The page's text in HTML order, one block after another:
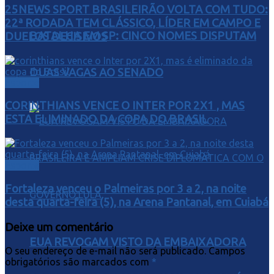
BATALHA EM SP: CINCO NOMES DISPUTAM
DUAS VAGAS AO SENADO
EUA REVOGAM VISTO DA EMBAIXADORA
25NEWS SPORT BRASILEIRÃO VOLTA COM TUDO:
22ª RODADA TEM CLÁSSICO, LÍDER EM CAMPO E
DUELOS DECISIVOS
CORINTHIANS VENCE O INTER POR 2X1 , MAS
ESTA ELIMINADO DA COPA DO BRASIL
Fortaleza venceu o Palmeiras por 3 a 2, na noite
desta quarta-feira (5), na Arena Pantanal, em Cuiabá
Deixe um comentário
O seu endereço de e-mail não será publicado. Campos
obrigatórios são marcados com *